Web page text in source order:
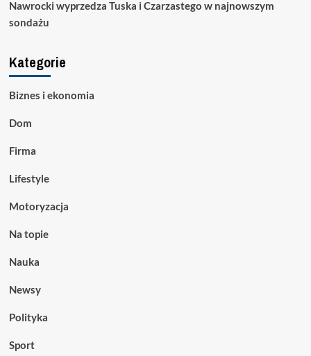
Nawrocki wyprzedza Tuska i Czarzastego w najnowszym
sondażu
Kategorie
Biznes i ekonomia
Dom
Firma
Lifestyle
Motoryzacja
Na topie
Nauka
Newsy
Polityka
Sport